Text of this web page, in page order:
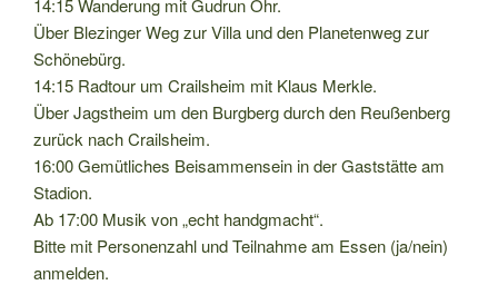
14:15 Wanderung mit Gudrun Ohr.
Über Blezinger Weg zur Villa und den Planetenweg zur
Schönebürg.
14:15 Radtour um Crailsheim mit Klaus Merkle.
Über Jagstheim um den Burgberg durch den Reußenberg
zurück nach Crailsheim.
16:00 Gemütliches Beisammensein in der Gaststätte am
Stadion.
Ab 17:00 Musik von „echt handgmacht“.
Bitte mit Personenzahl und Teilnahme am Essen (ja/nein)
anmelden.